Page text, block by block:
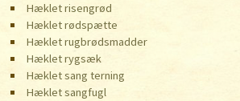
Hæklet risengrød
Hæklet rødspætte
Hæklet rugbrødsmadder
Hæklet rygsæk
Hæklet sang terning
Hæklet sangfugl